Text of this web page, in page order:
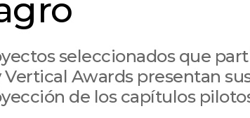
seleccionados que
Vertical Awards presentan
de los capítulos